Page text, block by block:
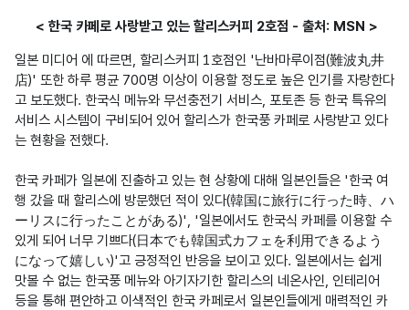
< 한국 카페로 사랑받고 있는 할리스커피 2호점 - 출처: MSN >
일본 미디어 에 따르면, 할리스커피 1호점인 '난바마루이점(難波丸井
店)' 또한 하루 평균 700명 이상이 이용할 정도로 높은 인기를 자랑한다
고 보도했다. 한국식 메뉴와 무선충전기 서비스, 포토존 등 한국 특유의
서비스 시스템이 구비되어 있어 할리스가 한국풍 카페로 사랑받고 있다
는 현황을 전했다.
한국 카페가 일본에 진출하고 있는 현 상황에 대해 일본인들은 '한국 여
행 갔을 때 할리스에 방문했던 적이 있다(韓国に旅行に行った時、ハ
ーリスに行ったことがある)', '일본에서도 한국식 카페를 이용할 수
있게 되어 너무 기쁘다(日本でも韓国式カフェを利用できるよう
になって嬉しい)'고 긍정적인 반응을 보이고 있다. 일본에서는 쉽게
맛볼 수 없는 한국풍 메뉴와 아기자기한 할리스의 네온사인, 인테리어
등을 통해 편안하고 이색적인 한국 카페로서 일본인들에게 매력적인 카